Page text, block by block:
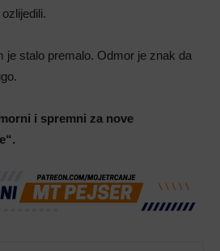
je stalo premalo. Odmor je znak da
i spremni za nove